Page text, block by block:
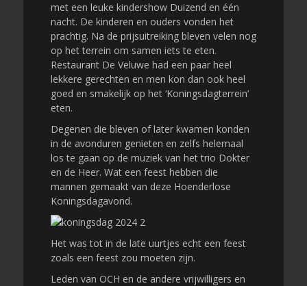
met een leuke kindershow Duizend en één
nacht. De kinderen en ouders vonden het
prachtig. Na de prijsuitreiking bleven velen nog
op het terrein om samen iets te eten.
Restaurant De Veluwe had een paar heel
lekkere gerechten en men kon dan ook heel
goed en smakelijk op het ‘Koningsdagterrein’
eten.
Degenen die bleven of later kwamen konden
in de avonduren genieten en zelfs helemaal
los te gaan op de muziek van het trio Dokter
en de Heer. Wat een feest hebben die
mannen gemaakt van deze Hoenderlose
Koningsdagavond.
Het was tot in de late uurtjes echt een feest
zoals een feest zou moeten zijn.
Leden van OCH en de andere vrijwilligers en